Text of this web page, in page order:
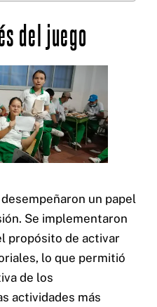
del juego
un papel
Se implementaron
propósito de activar
lo que permitió
de los
actividades más